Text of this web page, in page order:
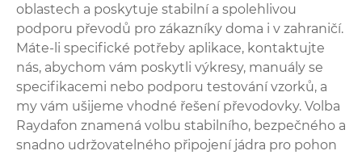
oblastech a poskytuje stabilní a spolehlivou
podporu převodů pro zákazníky doma i v zahraničí.
Máte-li specifické potřeby aplikace, kontaktujte
nás, abychom vám poskytli výkresy, manuály se
specifikacemi nebo podporu testování vzorků, a
my vám ušijeme vhodné řešení převodovky. Volba
Raydafon znamená volbu stabilního, bezpečného a
snadno udržovatelného připojení jádra pro pohon